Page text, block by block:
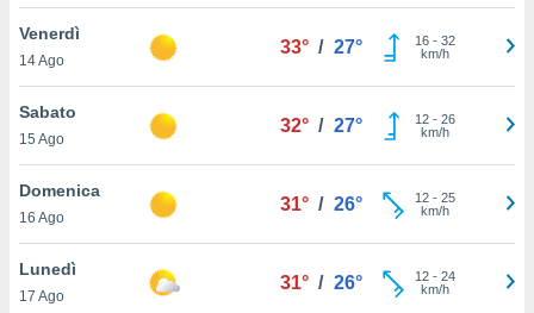
cookie
il tuo
in
a piè
del
Venerdì
14 Ago
33° / 27° 16- 32
km/h
Sabato
15 Ago
32° / 27° 12- 26
km/h
Domenica
16 Ago
31° / 26° 12- 25
km/h
Lunedì
17 Ago
31° / 26° 12- 24
km/h